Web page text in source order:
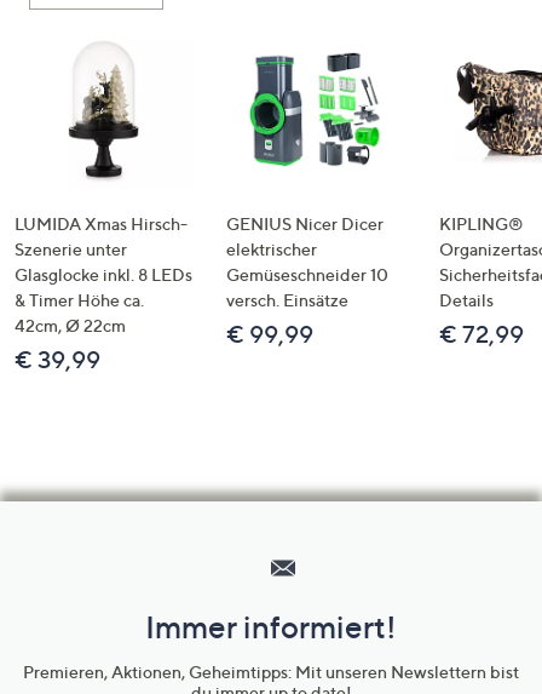
LUMIDA Xmas Hirsch-
Szenerie unter
Glasglocke inkl. 8 LEDs
& Timer Höhe ca.
42cm, Ø 22cm
€ 39,99
GENIUS Nicer Dicer
elektrischer
Gemüseschneider 10
versch. Einsätze
€ 99,99
KIPLING®
Details
€ 72,99
Unternehmensinformationen
Immer informiert!
Premieren, Aktionen, Geheimtipps: Mit unseren Newslettern bist